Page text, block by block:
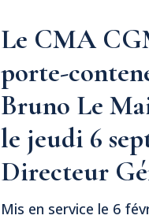
Le CMA
porte-
Bruno Le
le jeudi 6
Directeur
Mis en service le 6